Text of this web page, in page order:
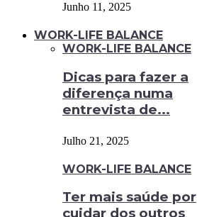
Junho 11, 2025
WORK-LIFE BALANCE
WORK-LIFE BALANCE
Dicas para fazer a
diferença numa
entrevista de...
Julho 21, 2025
WORK-LIFE BALANCE
Ter mais saúde por
cuidar dos outros